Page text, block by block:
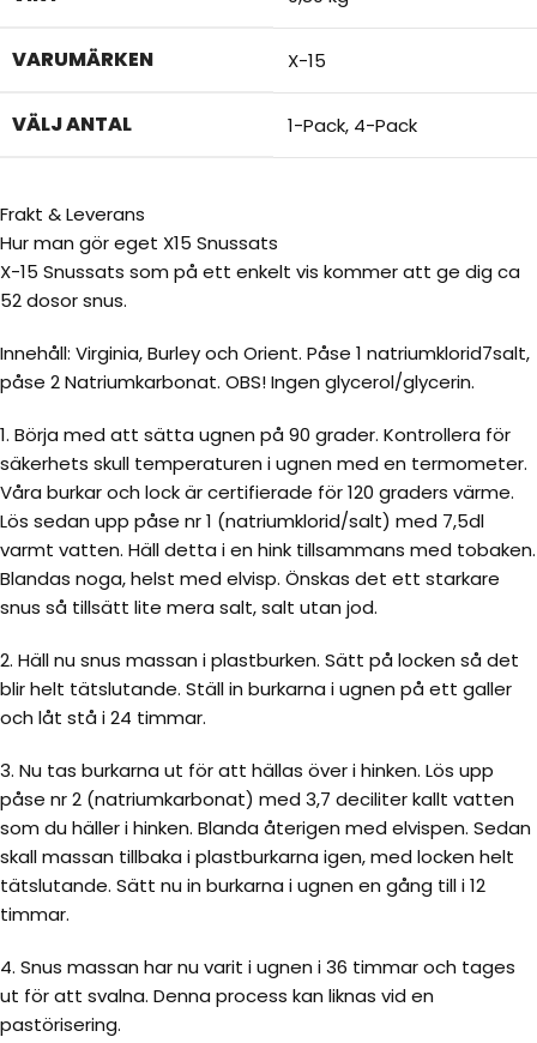
VARUMÄRKEN X-15
VÄLJ ANTAL 1-Pack, 4-Pack
Frakt & Leverans
Hur man gör eget X15 Snussats
X-15 Snussats som på ett enkelt vis kommer att ge dig ca
52 dosor snus.
Innehåll: Virginia, Burley och Orient. Påse 1 natriumklorid7salt,
påse 2 Natriumkarbonat. OBS! Ingen glycerol/glycerin.
1. Börja med att sätta ugnen på 90 grader. Kontrollera för
säkerhets skull temperaturen i ugnen med en termometer.
Våra burkar och lock är certifierade för 120 graders värme.
Lös sedan upp påse nr 1 (natriumklorid/salt) med 7,5dl
varmt vatten. Häll detta i en hink tillsammans med tobaken.
Blandas noga, helst med elvisp. Önskas det ett starkare
snus så tillsätt lite mera salt, salt utan jod.
2. Häll nu snus massan i plastburken. Sätt på locken så det
blir helt tätslutande. Ställ in burkarna i ugnen på ett galler
och låt stå i 24 timmar.
3. Nu tas burkarna ut för att hällas över i hinken. Lös upp
påse nr 2 (natriumkarbonat) med 3,7 deciliter kallt vatten
som du häller i hinken. Blanda återigen med elvispen. Sedan
skall massan tillbaka i plastburkarna igen, med locken helt
tätslutande. Sätt nu in burkarna i ugnen en gång till i 12
timmar.
4. Snus massan har nu varit i ugnen i 36 timmar och tages
ut för att svalna. Denna process kan liknas vid en
pastörisering.